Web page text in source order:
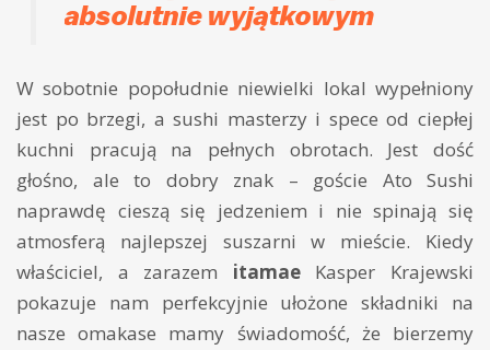
absolutnie wyjątkowym
W sobotnie popołudnie niewielki lokal wypełniony
jest po brzegi, a sushi masterzy i spece od ciepłej
kuchni pracują na pełnych obrotach. Jest dość
głośno, ale to dobry znak – goście Ato Sushi
naprawdę cieszą się jedzeniem i nie spinają się
atmosferą najlepszej suszarni w mieście. Kiedy
właściciel, a zarazem itamaeKasper Krajewski
pokazuje nam perfekcyjnie ułożone składniki na
nasze omakase mamy świadomość, że bierzemy